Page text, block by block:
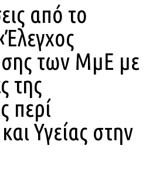
από το
των ΜμΕ με
της
περί
Υγείας στην